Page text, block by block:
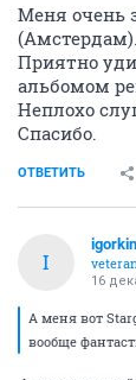
Меня очень
(Амстердам).
Приятно
альбомом
Неплохо
Спасибо.
ОТВЕТИТЬ
I
igorkin
veteran
16
А меня вот
вообще